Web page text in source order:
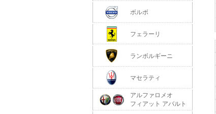
ボルボ
フェラーリ
ランボルギーニ
マセラティ
アルファロメオ
フィアット アバルト